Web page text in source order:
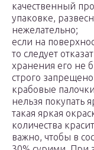
качественный
упаковке,
нежелательно;
если на
то следует
хранения его не
строго
крабовые
нельзя покупать
такая яркая
количества
важно, чтобы в